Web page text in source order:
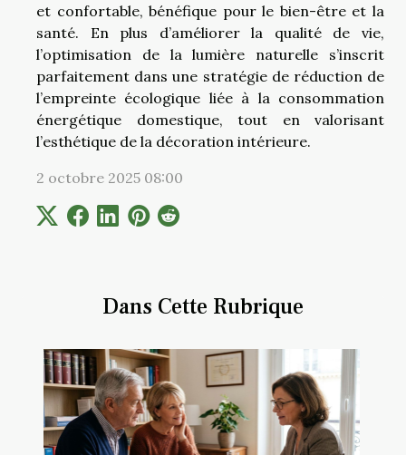
Dans Cette Rubrique
et confortable, bénéfique pour le bien-être et la
santé. En plus d’améliorer la qualité de vie,
l’optimisation de la lumière naturelle s’inscrit
parfaitement dans une stratégie de réduction de
l’empreinte écologique liée à la consommation
énergétique domestique, tout en valorisant
l’esthétique de la décoration intérieure.
2 octobre 2025 08:00